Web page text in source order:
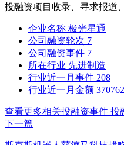
投融资项目收录、寻求报道
企业名称 极光星通
公司融资轮次 7
公司融资事件 7
所在行业 先进制造
行业近一月事件 208
行业近一月金额
查看更多相关投融资事件 投
下一篇